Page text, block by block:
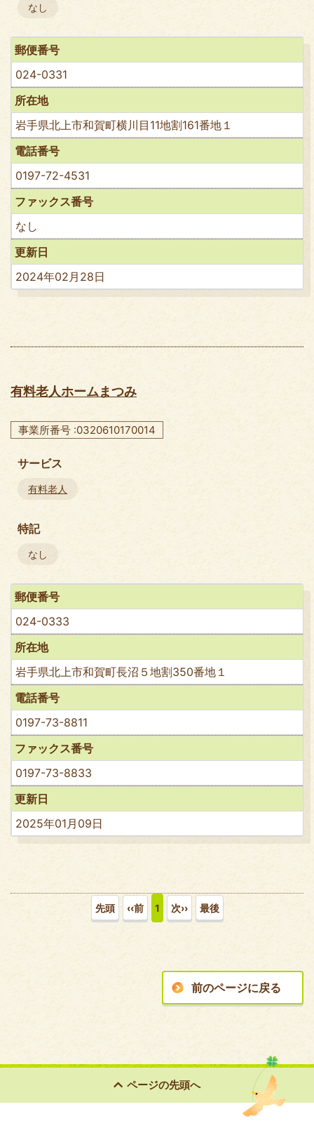
なし
郵便番号
024-0331
所在地
岩手県北上市和賀町横川目11地割161番地１
電話番号
0197-72-4531
ファックス番号
なし
更新日
2024年02月28日
有料老人ホームまつみ
事業所番号 :0320610170014
サービス
有料老人
特記
なし
郵便番号
024-0333
所在地
岩手県北上市和賀町長沼５地割350番地１
電話番号
0197-73-8811
ファックス番号
0197-73-8833
更新日
2025年01月09日
先頭 ‹‹前 1 次›› 最後
前のページに戻る
ページの先頭へ